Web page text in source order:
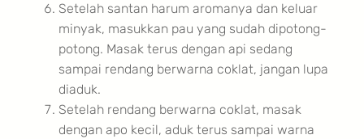
Setelah santan harum aromanya dan keluar
minyak, masukkan pau yang sudah dipotong-
potong. Masak terus dengan api sedang
sampai rendang berwarna coklat, jangan lupa
diaduk.
Setelah rendang berwarna coklat, masak
dengan apo kecil, aduk terus sampai warna